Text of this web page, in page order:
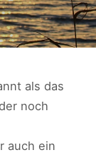
als das
noch
auch ein